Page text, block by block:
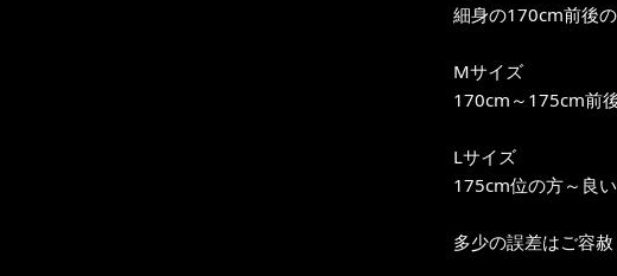
細身の170cm前後
Mサイズ
170cm～175cm前
Lサイズ
175cm位の方～良
多少の誤差はご容赦